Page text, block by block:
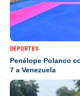
DEPORTES
Penélope Polanco
7 a Venezuela